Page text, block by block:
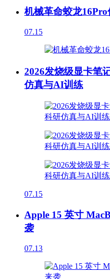
机械革命蛟龙
07.15
2026发烧级显卡笔
仿真与AI训练
07.15
Apple 15 英寸
袭
07.13